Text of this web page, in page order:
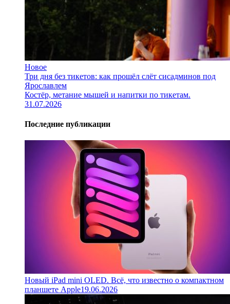
Новое
Три дня без тикетов: как прошёл слёт сисадминов под
Ярославлем
Костёр, метание мышей и напитки по тикетам.
31.07.2026
Последние публикации
Новый iPad mini OLED. Всё, что известно о компактном
планшете Apple19.06.2026